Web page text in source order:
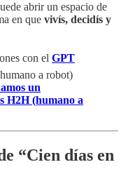
abrir un espacio de
en que vivís, decidís y
con el GPT
a robot)
un
H2H (humano a
“Cien días en